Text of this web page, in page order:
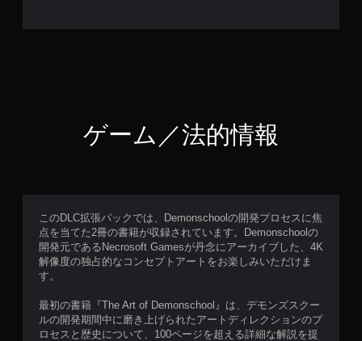
ゲーム／法的情報
このDLC拡張パックでは、Demonschoolの開発プロセスに焦
点を当てた2冊の書籍が収録されています。Demonschoolの
開発元であるNecrosoft Gamesが丹念にアーカイブした、4K
解像度の独占的なコンセプトアートをお楽しみいただけま
す。
最初の書籍『The Art of Demonschool』は、デモンズスクー
ルの開発期間中に磨き上げられたアートディレクションのプ
ロセスと歴史について、100ページを超える詳細な解説を提